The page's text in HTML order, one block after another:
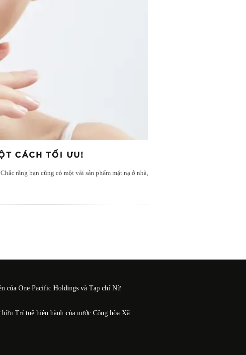
CÁCH TỐI ƯU!
rằng bạn cũng có một vài sản phẩm mặt nạ ở nhà,
của One Pacific Holdings và Tạp chí Nữ
Trí tuệ hiện hành của nước Cộng hòa Xã